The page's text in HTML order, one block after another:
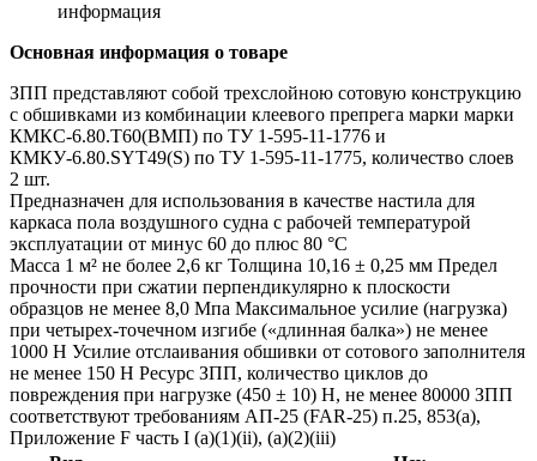
информация
Основная информация о товаре
ЗПП представляют собой трехслойною сотовую конструкцию
с обшивками из комбинации клеевого препрега марки марки
КМКС-6.80.Т60(ВМП) по ТУ 1-595-11-1776 и
КМКУ-6.80.SYT49(S) по ТУ 1-595-11-1775, количество слоев
2 шт.
Предназначен для использования в качестве настила для
каркаса пола воздушного судна с рабочей температурой
эксплуатации от минус 60 до плюс 80 °С
Масса 1 м² не более 2,6 кг Толщина 10,16 ± 0,25 мм Предел
прочности при сжатии перпендикулярно к плоскости
образцов не менее 8,0 Мпа Максимальное усилие (нагрузка)
при четырех-точечном изгибе («длинная балка») не менее
1000 Н Усилие отслаивания обшивки от сотового заполнителя
не менее 150 Н Ресурс ЗПП, количество циклов до
повреждения при нагрузке (450 ± 10) Н, не менее 80000 ЗПП
соответствуют требованиям АП-25 (FAR-25) п.25, 853(а),
Приложение F часть I (а)(1)(ii), (а)(2)(iii)